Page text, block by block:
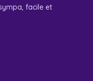
facile et